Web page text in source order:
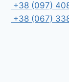
+38 (097)
+38 (067)